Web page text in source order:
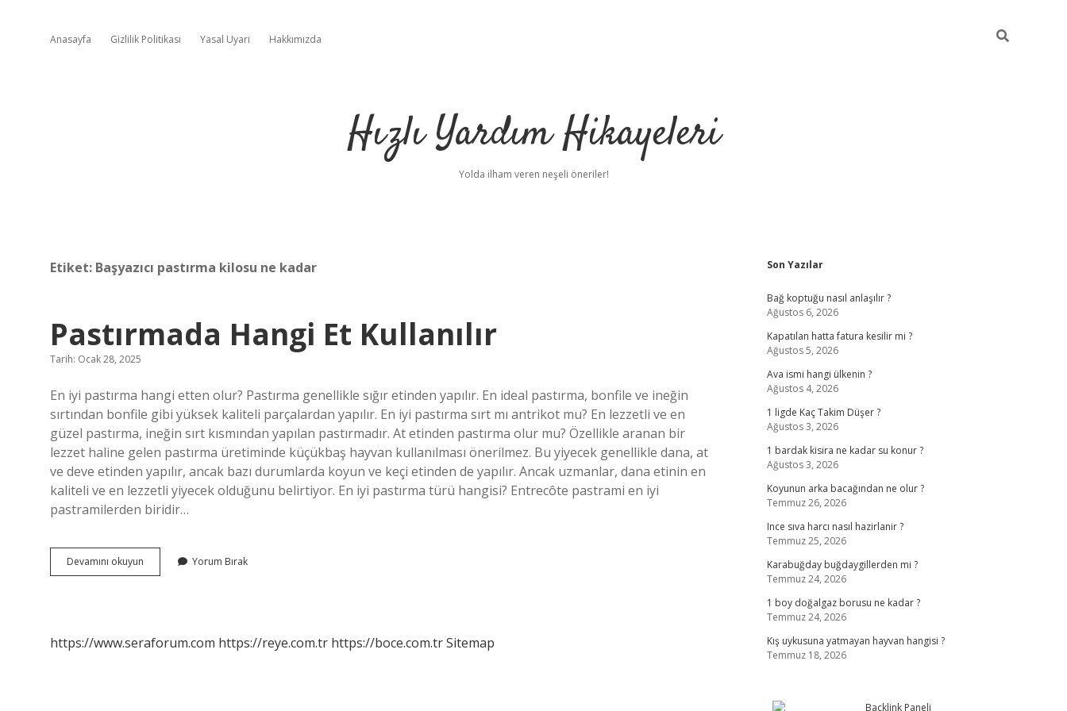
Anasayfa Gizlilik Politikası Yasal Uyarı Hakkımızda
Hızlı Yardım Hikayeleri
Yolda ilham veren neşeli öneriler!
Etiket: Başyazıcı pastırma kilosu ne kadar
Pastırmada Hangi Et Kullanılır
Tarih: Ocak 28, 2025
En iyi pastırma hangi etten olur? Pastırma genellikle sığır etinden yapılır. En ideal pastırma, bonfile ve ineğin
sırtından bonfile gibi yüksek kaliteli parçalardan yapılır. En iyi pastırma sırt mı antrikot mu? En lezzetli ve en
güzel pastırma, ineğin sırt kısmından yapılan pastırmadır. At etinden pastırma olur mu? Özellikle aranan bir
lezzet haline gelen pastırma üretiminde küçükbaş hayvan kullanılması önerilmez. Bu yiyecek genellikle dana, at
ve deve etinden yapılır, ancak bazı durumlarda koyun ve keçi etinden de yapılır. Ancak uzmanlar, dana etinin en
kaliteli ve en lezzetli yiyecek olduğunu belirtiyor. En iyi pastırma türü hangisi? Entrecôte pastrami en iyi
pastramilerden biridir…
Devamını okuyun Pastırmada
Hangi
Yorum Bırak
https://www.seraforum.com https://reye.com.tr https://boce.com.trSitemap
Sidebar
Son Yazılar
Bağ koptuğu nasıl anlaşılır ?
Ağustos 6, 2026
Kapatılan hatta fatura kesilir mi ?
Ağustos 5, 2026
Ava ismi hangi ülkenin ?
Ağustos 4, 2026
1 ligde Kaç Takim Düşer ?
Ağustos 3, 2026
1 bardak kisira ne kadar su konur ?
Ağustos 3, 2026
Koyunun arka bacağından ne olur ?
Temmuz 26, 2026
Ince sıva harcı nasıl hazirlanir ?
Temmuz 25, 2026
Karabuğday buğdaygillerden mi ?
Temmuz 24, 2026
1 boy doğalgaz borusu ne kadar ?
Temmuz 24, 2026
Kış uykusuna yatmayan hayvan hangisi ?
Temmuz 18, 2026